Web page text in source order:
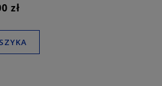
zł